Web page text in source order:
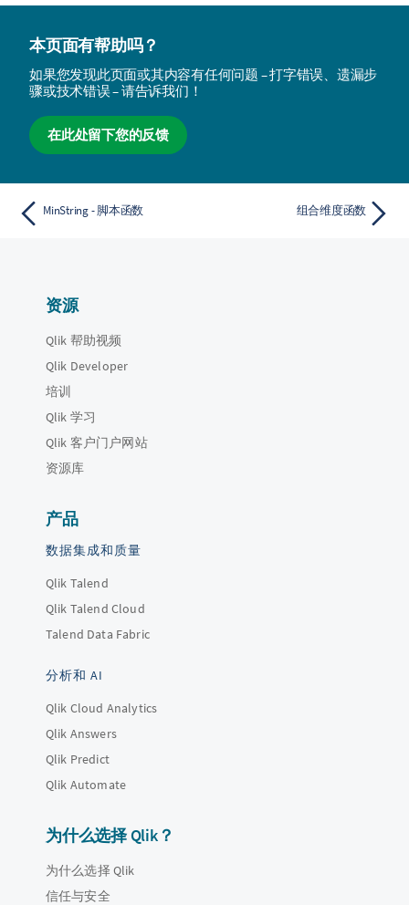
本页面有帮助吗？
如果您发现此页面或其内容有任何问题 – 打字错误、遗漏步
骤或技术错误 – 请告诉我们！
在此处留下您的反馈
MinString - 脚本函数 组合维度函数
资源
Qlik 帮助视频
Qlik Developer
培训
Qlik 学习
Qlik 客户门户网站
资源库
产品
数据集成和质量
Qlik Talend
Qlik Talend Cloud
Talend Data Fabric
分析和 AI
Qlik Cloud Analytics
Qlik Answers
Qlik Predict
Qlik Automate
为什么选择 Qlik？
为什么选择 Qlik
信任与安全